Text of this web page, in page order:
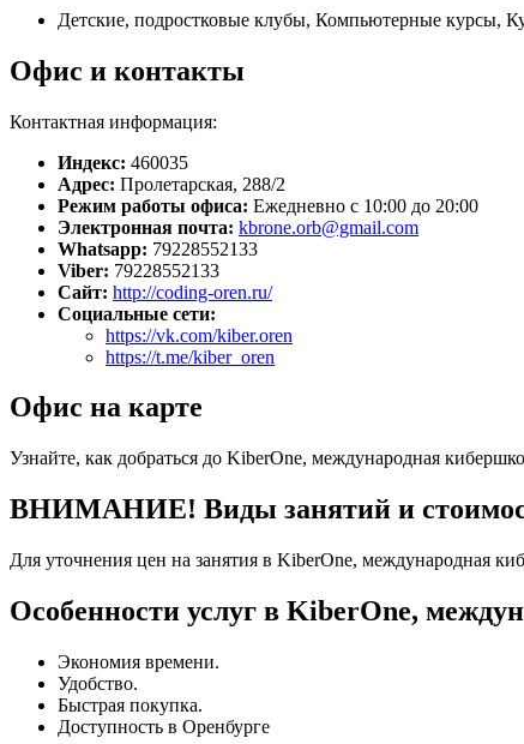
Детские, подростковые клубы, Компьютерные курсы,
Офис и контакты
Контактная информация:
Индекс: 460035
Адрес: Пролетарская, 288/2
Режим работы офиса: Ежедневно с 10:00 до 20:00
Электронная почта: kbrone.orb@gmail.com
Whatsapp: 79228552133
Viber: 79228552133
Сайт: http://coding-oren.ru/
Социальные сети:
https://vk.com/kiber.oren
https://t.me/kiber_oren
Офис на карте
Узнайте, как добраться до KiberOne, международная
ВНИМАНИЕ! Виды занятий и
Для уточнения цен на занятия в KiberOne, международная
Особенности услуг в KiberOne,
Экономия времени.
Удобство.
Быстрая покупка.
Доступность в Оренбурге